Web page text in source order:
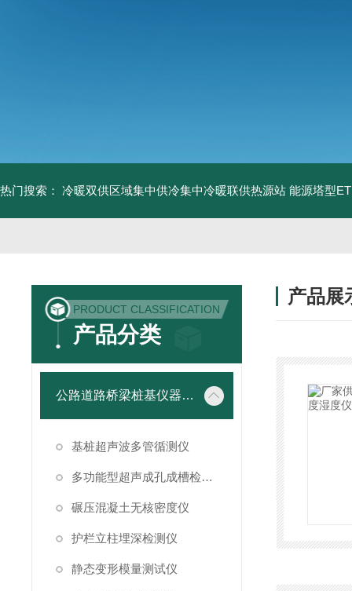
热门搜索： 冷暖双供区域集中供冷集中冷暖联供热源站 能源塔型
PRODUCT CLASSIFICATION
产品分类
公路道路桥梁桩基仪器设备
基桩超声波多管循测仪
多功能型超声成孔成槽检测仪
碾压混凝土无核密度仪
护栏立柱埋深检测仪
静态变形模量测试仪
产品展